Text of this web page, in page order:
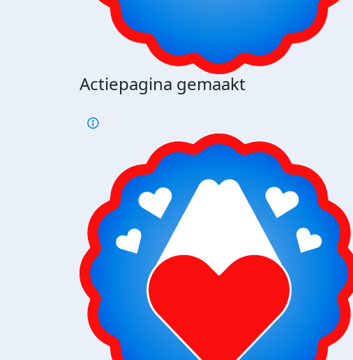
Actiepagina gemaakt